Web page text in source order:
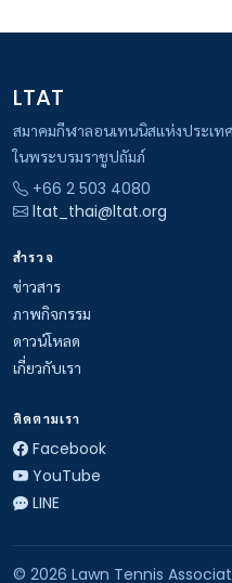
LTAT
สมาคมกีฬาลอนเทนนิสแห่งประเท
ในพระบรมราชูปถัมภ์
+66 2 503 4080
ltat_thai@ltat.org
สำรวจ
ข่าวสาร
ภาพกิจกรรม
ดาวน์โหลด
เกี่ยวกับเรา
ติดตามเรา
Facebook
YouTube
LINE
© 2026 Lawn Tennis